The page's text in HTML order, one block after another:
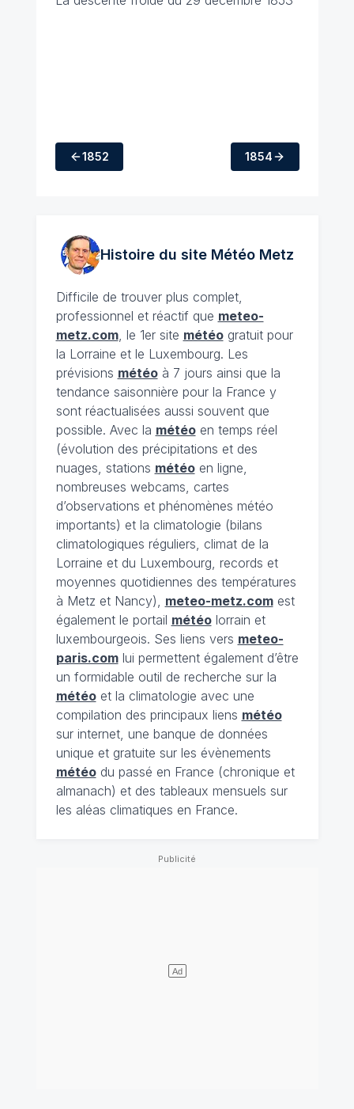
1852 1854
Histoire du site MétéoMetz
Difficile de trouver plus complet,
professionnel et réactif que meteo-
metz.com, le 1er site météogratuit pour
la Lorraine et le Luxembourg. Les
prévisions météoà 7 jours ainsi que la
tendance saisonnière pour la France y
sont réactualisées aussi souvent que
possible. Avec la météoen temps réel
(évolution des précipitations et des
nuages, stations météoen ligne,
nombreuses webcams, cartes
d’observations et phénomènes météo
importants) et la climatologie (bilans
climatologiques réguliers, climat de la
Lorraine et du Luxembourg, records et
moyennes quotidiennes des températures
à Metz et Nancy), meteo-metz.comest
également le portail météolorrain et
luxembourgeois. Ses liens vers meteo-
paris.comlui permettent également d’être
un formidable outil de recherche sur la
météoet la climatologie avec une
compilation des principaux liens météo
sur internet, une banque de données
unique et gratuite sur les évènements
météodu passé en France (chronique et
almanach) et des tableaux mensuels sur
les aléas climatiques en France.